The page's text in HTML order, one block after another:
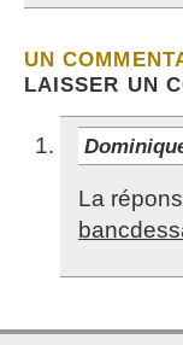
UN
LAISSER UN
La